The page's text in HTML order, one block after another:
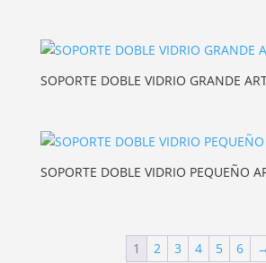
SOPORTE DOBLE VIDRIO GRANDE
SOPORTE DOBLE VIDRIO PEQUEÑO
1 2 3 4 5 6
→